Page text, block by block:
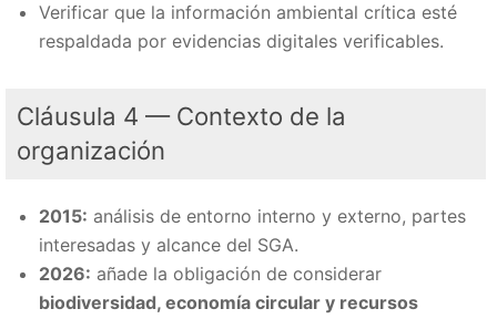
Verificar que la información ambiental crítica esté
respaldada por evidencias digitales verificables.
Cláusula 4 — Contexto de la
organización
2015: análisis de entorno interno y externo, partes
interesadas y alcance del SGA.
2026: añade la obligación de considerar
biodiversidad, economía circular y recursos